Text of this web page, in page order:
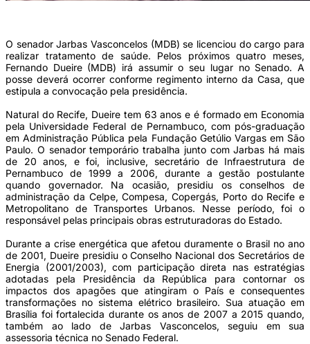
O senador Jarbas Vasconcelos (MDB) se licenciou do cargo para
realizar tratamento de saúde. Pelos próximos quatro meses,
Fernando Dueire (MDB) irá assumir o seu lugar no Senado. A
posse deverá ocorrer conforme regimento interno da Casa, que
estipula a convocação pela presidência.
Natural do Recife, Dueire tem 63 anos e é formado em Economia
pela Universidade Federal de Pernambuco, com pós-graduação
em Administração Pública pela Fundação Getúlio Vargas em São
Paulo. O senador temporário trabalha junto com Jarbas há mais
de 20 anos, e foi, inclusive, secretário de Infraestrutura de
Pernambuco de 1999 a 2006, durante a gestão postulante
quando governador. Na ocasião, presidiu os conselhos de
administração da Celpe, Compesa, Copergás, Porto do Recife e
Metropolitano de Transportes Urbanos. Nesse período, foi o
responsável pelas principais obras estruturadoras do Estado.
Durante a crise energética que afetou duramente o Brasil no ano
de 2001, Dueire presidiu o Conselho Nacional dos Secretários de
Energia (2001/2003), com participação direta nas estratégias
adotadas pela Presidência da República para contornar os
impactos dos apagões que atingiram o País e consequentes
transformações no sistema elétrico brasileiro. Sua atuação em
Brasília foi fortalecida durante os anos de 2007 a 2015 quando,
também ao lado de Jarbas Vasconcelos, seguiu em sua
assessoria técnica no Senado Federal.